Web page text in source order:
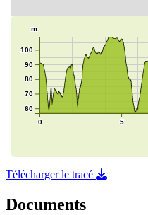
Télécharger le tracé
Documents